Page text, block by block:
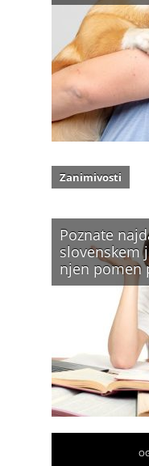
Poznate
slovenskem
njen pomen
Zanimivosti